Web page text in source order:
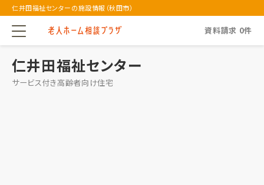
仁井田福祉センターの施設情報（秋田市）
資料請求 0件
仁井田福祉センター
サービス付き高齢者向け住宅